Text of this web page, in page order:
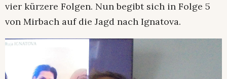
vier kürzere Folgen. Nun begibt sich in Folge 5
von Mirbach auf die Jagd nach Ignatova.